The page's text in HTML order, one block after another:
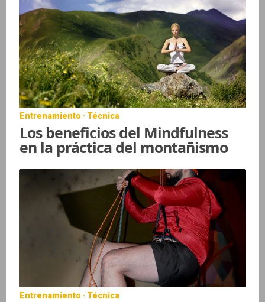
Entrenamiento · Técnica
Los beneficios del Mindfulness
en la práctica del montañismo
Entrenamiento · Técnica